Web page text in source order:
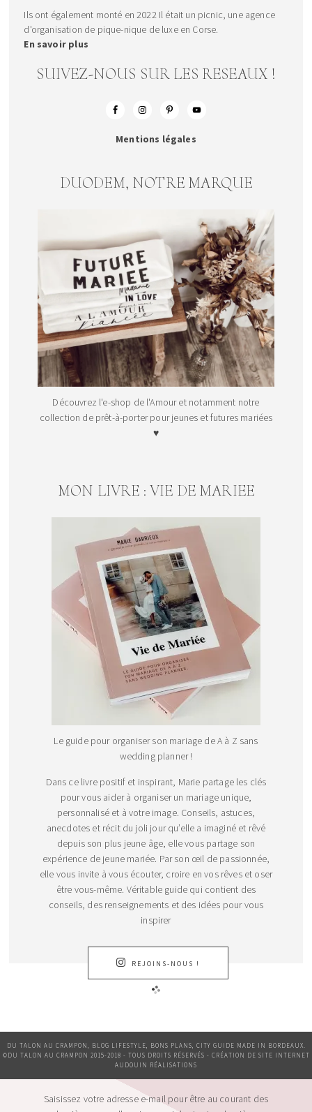
Ils ont également monté en 2022 Il était un picnic, une agence
d'organisation de pique-nique de luxe en Corse.
En savoir plus
SUIVEZ-NOUS SUR LES RESEAUX !
Mentions légales
DUODEM, NOTRE MARQUE
Découvrez l'e-shop de l'Amour et notamment notre
collection de prêt-à-porter pour jeunes et futures mariées
♥
MON LIVRE : VIE DE MARIEE
Le guide pour organiser son mariage de A à Z sans
wedding planner !
Dans ce livre positif et inspirant, Marie partage les clés
pour vous aider à organiser un mariage unique,
personnalisé et à votre image. Conseils, astuces,
anecdotes et récit du joli jour qu’elle a imaginé et rêvé
depuis son plus jeune âge, elle vous partage son
expérience de jeune mariée. Par son œil de passionnée,
elle vous invite à vous écouter, croire en vos rêves et oser
être vous-même. Véritable guide qui contient des
conseils, des renseignements et des idées pour vous
inspirer
REJOINS-NOUS !
DU TALON AU CRAMPON, BLOG LIFESTYLE, BONS PLANS, CITY GUIDE MADE IN BORDEAUX.
©DU TALON AU CRAMPON 2015-2018 - TOUS DROITS RÉSERVÉS - CRÉATION DE SITE INTERNET
AUDOUIN RÉALISATIONS
Saisissez votre adresse e-mail pour être au courant des